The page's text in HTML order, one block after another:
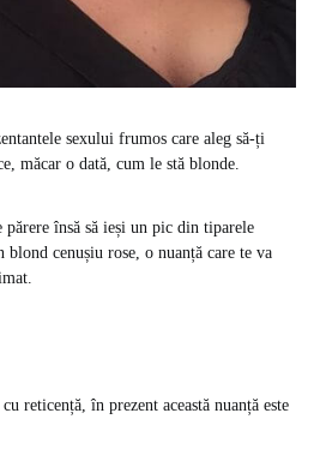
sexului frumos care aleg să-ți
măcar o dată, cum le stă blonde.
însă să ieși un pic din tiparele
blond cenușiu rose, o nuanță care te va
reticență, în prezent această nuanță este